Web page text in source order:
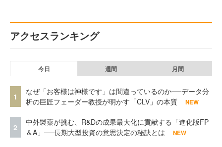
アクセスランキング
今日 週間 月間
1
なぜ「お客様は神様です」は間違っているのか──データ分
析の巨匠フェーダー教授が明かす「CLV」の本質
NEW
2
中外製薬が挑む、R&Dの成果最大化に貢献する「進化版FP
＆A」──長期大型投資の意思決定の秘訣とは
NEW